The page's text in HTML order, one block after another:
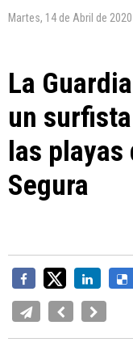
Martes, 14 de Abril de 2020
La
un
las playas
Segura